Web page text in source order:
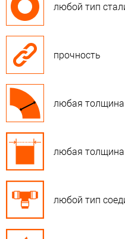
любой тип
прочность
любая толщина
любая толщина
любой тип